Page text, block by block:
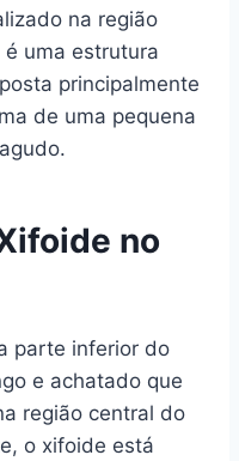
na região
uma estrutura
principalmente
de uma pequena
no
parte inferior do
e achatado que
região central do
o xifoide está